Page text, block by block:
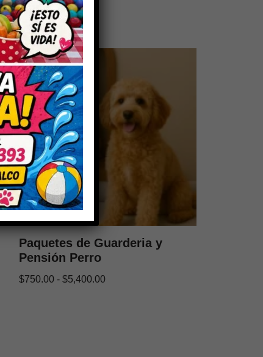
$200.00 - $250.00
Paquetes de Guarderia y
Pensión Perro
$750.00 - $5,400.00